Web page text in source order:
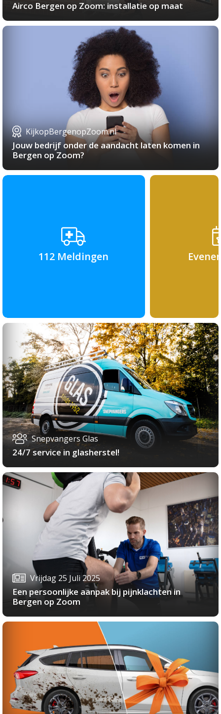
Airco Bergen op Zoom: installatie op maat
KijkopBergenopZoom.nl
Jouw bedrijf onder de aandacht laten komen in
Bergen op Zoom?
112 Meldingen
Snepvangers Glas
24/7 service in glasherstel!
Vrijdag 25 Juli 2025
Een persoonlijke aanpak bij pijnklachten in
Bergen op Zoom